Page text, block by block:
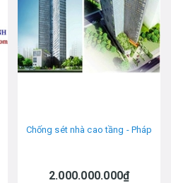
Chống sét nhà cao tầng - Pháp
2.000.000.000₫